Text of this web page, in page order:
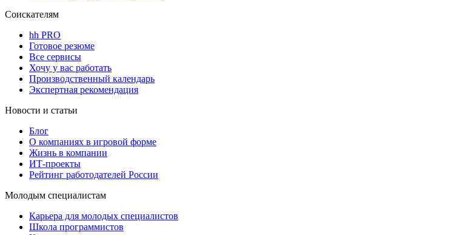
Соискателям
hh PRO
Готовое резюме
Все сервисы
Хочу у вас работать
Производственный календарь
Экспертная рекомендация
Новости и статьи
Блог
О компаниях в игровой форме
Жизнь в компании
ИТ-проекты
Рейтинг работодателей России
Молодым специалистам
Карьера для молодых специалистов
Школа программистов